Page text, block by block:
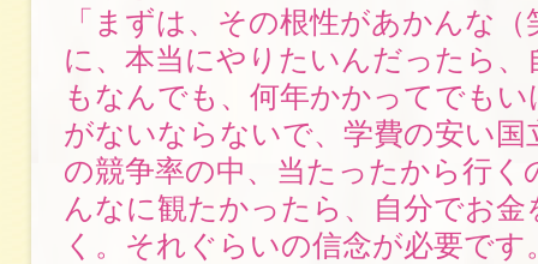
「まずは、その根性があかんな
に、本当にやりたいんだったら、
もなんでも、何年かかってでも
がないならないで、学費の安い国
の競争率の中、当たったから行く
んなに観たかったら、自分でお金
く。それぐらいの信念が必要です